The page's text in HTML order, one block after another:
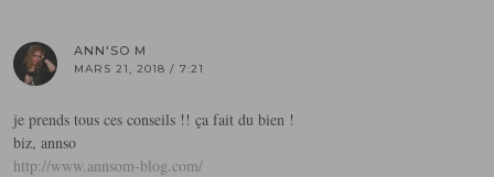
ANN'SO M
MARS 21, 2018 / 7:21
je prends tous ces conseils !! ça fait du bien !
biz, annso
http://www.annsom-blog.com/